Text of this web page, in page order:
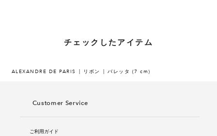
チェックしたアイテム
ALEXANDRE DE PARIS リボン バレッタ (7 cm)
Customer Service
ご利用ガイド